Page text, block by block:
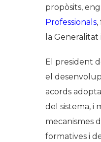
propòsits,
Professionals,
la
El president
el
acords
del sistema, i
mecanismes
formatives i